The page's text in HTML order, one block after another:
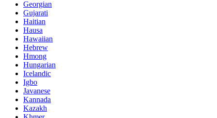
Georgian
Gujarati
Haitian
Hausa
Hawaiian
Hebrew
Hmong
Hungarian
Icelandic
Igbo
Javanese
Kannada
Kazakh